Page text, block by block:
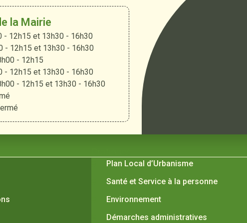
la Mairie
- 12h15 et 13h30 - 16h30
- 12h15 et 13h30 - 16h30
- 12h15
- 12h15 et 13h30 - 16h30
- 12h15 et 13h30 - 16h30
Plan Local d’Urbanisme
Santé et Service à la personne
Environnement
Démarches administratives